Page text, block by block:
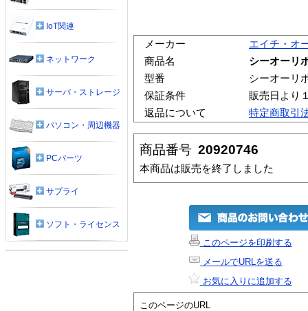
メーカー
エイチ・オ
商品名
シーオーリ
型番
シーオーリ
保証条件
販売日より
返品について
特定商取引
商品番号 20920746
本商品は販売を終了しました
このページを印刷する
メールでURLを送る
お気に入りに追加する
このページのURL
IoT関連
ネットワーク
サーバ・ストレージ
パソコン・周辺機器
PCパーツ
サプライ
ソフト・ライセンス